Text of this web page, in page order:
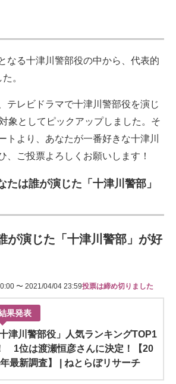
なる十津川警部役の中から、代表的
。
テレビドラマで十津川警部役を演じ
象としてピックアップしました。そ
トより、あなたが一番好きな十津川
、ご投票よろしくお願いします！
たは誰が演じた「十津川警部」
が演じた「十津川警部」が好
〜 2021/04/04 23:59投票は締め切りました
果発表
十津川警部役」人気ランキングTOP1
1位は渡瀬恒彦さんに決定！【20
最新調査】 | ねとらぼリサーチ